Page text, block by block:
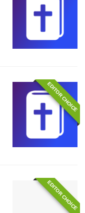
EDITOR CHOICE
EDITOR CHOICE